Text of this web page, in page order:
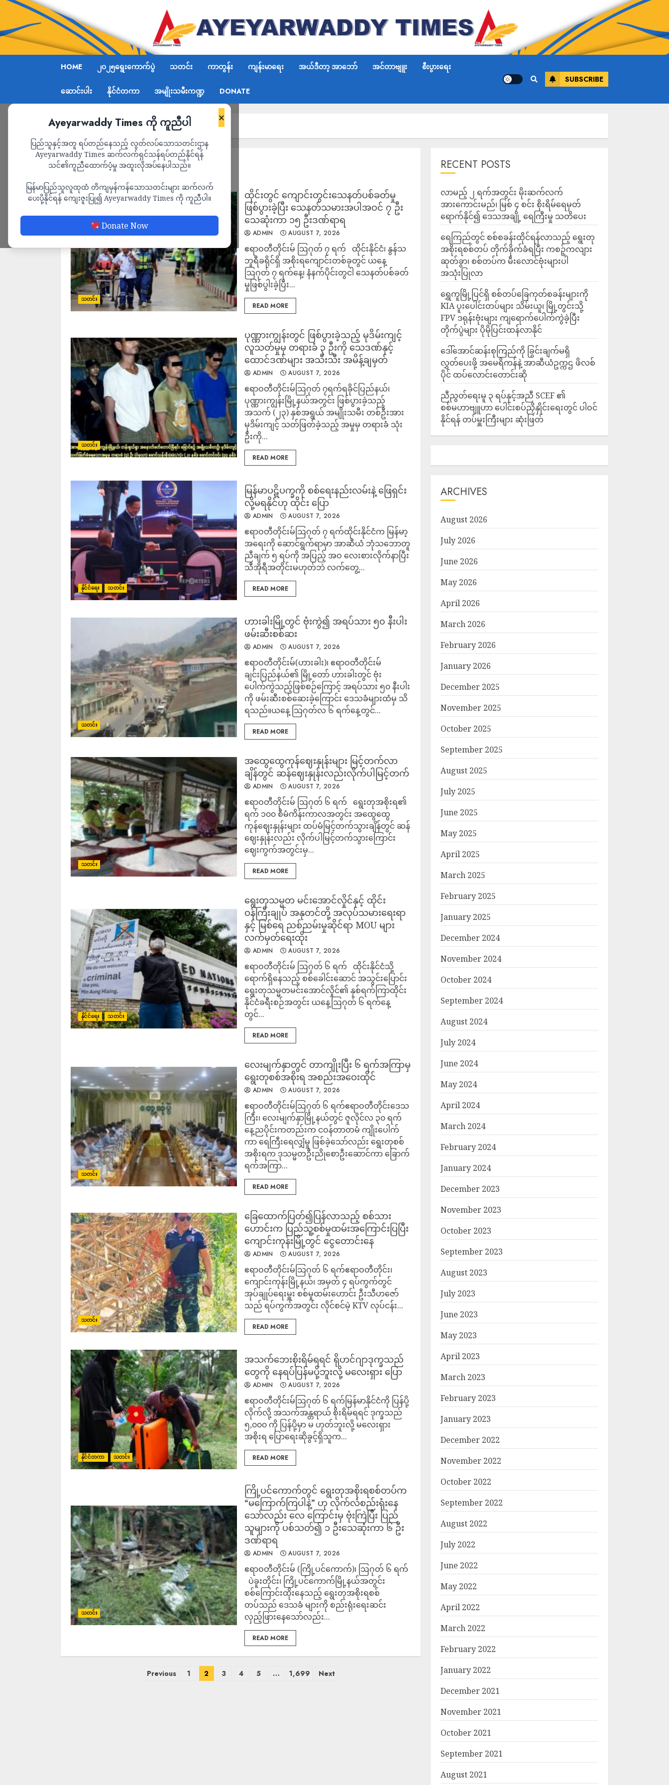
HOME ၂၀၂၅ရွေးကောက်ပွဲ သတင်း ကာတွန်း ကျန်းမာရေး အယ်ဒီတာ့ အာဘော် အင်တာဗျူး စီးပွားရေး
ဆောင်းပါး နိုင်ငံတကာ အမျိုးသမီးကဏ္ဍ DONATE
SUBSCRIBE
×
Ayeyarwaddy Times ကို ကူညီပါ
ပြည်သူနှင့်အတူ ရပ်တည်နေသည့် လွတ်လပ်သောသတင်းဌာန
Ayeyarwaddy Times ဆက်လက်ရှင်သန်ရပ်တည်နိုင်ရန်
သင်၏ကူညီထောက်ပံ့မှု အထူးလိုအပ်နေပါသည်။
မြန်မာပြည်သူလူထုထံ တိကျမှန်ကန်သောသတင်းများ ဆက်လက်
ပေးပို့နိုင်ရန် ကျေးဇူးပြု၍ Ayeyarwaddy Times ကို ကူညီပါ။
Donate Now
Home သတင်း Page 2
သတင်း
သတင်း
ထိုင်းတွင် ကျောင်းတွင်းသေနတ်ပစ်ခတ်မှု
ဖြစ်ပွားခဲ့ပြီး သေနတ်သမားအပါအဝင် ၇ ဦး
သေဆုံးကာ ၁၅ ဦးဒဏ်ရာရ
ADMIN AUGUST 7, 2026
ဧရာဝတီတိုင်းမ် ဩဂုတ် ၇ ရက် ထိုင်းနိုင်ငံ၊ နွန်သ
ဘူရီခရိုင်ရှိ အစိုးရကျောင်းတစ်ခုတွင် ယနေ့
ဩဂုတ် ၇ ရက်နေ့၊ နံနက်ပိုင်းတွငါ သေနတ်ပစ်ခတ်
မှုဖြစ်ပွါးခဲ့ပြီး...
READ MORE
သတင်း
ပုဏ္ဏားကျွန်းတွင် ဖြစ်ပွားခဲ့သည့် မုဒိမ်းကျင့်
လူသတ်မှုမှ တရားခံ ၃ ဦးကို သေဒဏ်နှင့်
ထောင်ဒဏ်များ အသီးသီး အမိန့်ချမှတ်
ADMIN AUGUST 7, 2026
‎ဧရာဝတီတိုင်းမ်‎ဩဂုတ် ၇ရက်‎‎ရခိုင်ပြည်နယ်၊
ပုဏ္ဏားကျွန်းမြို့နယ်အတွင်း ဖြစ်ပွားခဲ့သည့်
အသက် (၂၃) နှစ်အရွယ် အမျိုးသမီး တစ်ဦးအား
မုဒိမ်းကျင့် သတ်ဖြတ်ခဲ့သည့် အမှုမှ တရားခံ သုံး
ဦးကို...
READ MORE
နိုင်ငံရေး သတင်း
မြန်မာပဋိပက္ခကို စစ်ရေးနည်းလမ်းနဲ့ ဖြေရှင်း
လို့မရနိုင်ဟု ထိုင်း ပြော
ADMIN AUGUST 7, 2026
ဧရာဝတီတိုင်းမ်ဩဂုတ် ၇ ရက်ထိုင်းနိုင်ငံက မြန်မာ့
အရေးကို ဆောင်ရွက်ရာမှာ အာဆီယံ ဘုံသဘောတူ
ညီချက် ၅ ရပ်ကို အပြည့် အဝ လေးစားလိုက်နာပြီး
သီအိုရီအတိုင်းမဟုတ်ဘဲ လက်တွေ့...
READ MORE
သတင်း
ဟားခါးမြို့တွင် ဗုံးကွဲ၍ အရပ်သား ၅၀ နီးပါး
ဖမ်းဆီးစစ်ဆး
ADMIN AUGUST 7, 2026
ဧရာဝတီတိုင်းမ်(ဟားခါး)၊ ဧရာဝတီတိုင်းမ်
ချင်းပြည်နယ်၏ မြို့တော် ဟားခါးတွင် ဗုံး
ပေါက်ကွဲသည့်ဖြစ်စဉ်ကြောင့် အရပ်သား ၅၀ နီးပါး
ကို ဖမ်းဆီးစစ်ဆေးခဲ့ကြောင်း ဒေသခံများထံမှ သိ
ရသည်။ယနေ့ သြဂုတ်လ ၆ ရက်နေ့တွင်...
READ MORE
သတင်း
အထွေထွေကုန်ဈေးနှုန်းများ မြင့်တက်လာ
ချိန်တွင် ဆန်ဈေးနှုန်းလည်းလိုက်ပါမြင့်တက်
ADMIN AUGUST 7, 2026
ဧရာဝတီတိုင်းမ် ဩဂုတ် ၆ ရက် ရွေးတုအစိုးရ၏
ရက် ၁၀၀ စီမံကိန်းကာလအတွင်း အထွေထွေ
ကုန်ဈေးနှုန်းများ ထပ်မံမြင့်တက်သွားချိန်တွင် ဆန်
ဈေးနှုန်းလည်း လိုက်ပါမြင့်တက်သွားကြောင်း
ဈေးကွက်အတွင်းမှ...
READ MORE
နိုင်ငံရေး သတင်း
ရွေးတုသမ္မတ မင်းအောင်လှိုင်နှင့် ထိုင်း
ဝန်ကြီးချုပ် အနုတင်တို့ အလုပ်သမားရေးရာ
နှင့် မြစ်ရေ ညစ်ညမ်းမှုဆိုင်ရာ MOU များ
လက်မှတ်ရေးထိုး
ADMIN AUGUST 7, 2026
ဧရာဝတီတိုင်းမ် ဩဂုတ် ၆ ရက် ထိုင်းနိုင်ငံသို့
ရောက်ရှိနေသည့် စစ်ခေါင်းဆောင် အသွင်းပြောင်း
ရွေးတုသမ္မတမင်းအောင်လှိုင်၏ နှစ်ရက်ကြာထိုင်း
နိုင်ငံခရီးစဉ်အတွင်း ယနေ့ဩဂုတ် ၆ ရက်နေ့
တွင်...
READ MORE
သတင်း
လေးမျက်နှာတွင် တာကျိုးပြီး ၆ ရက်အကြာမှ
ရွေးတုစစ်အစိုးရ အစည်းအဝေးထိုင်
ADMIN AUGUST 7, 2026
ဧရာဝတီတိုင်းမ်ဩဂုတ် ၆ ရက်ဧရာဝတီတိုင်းဒေသ
ကြီး၊ လေးမျက်နှာမြို့နယ်တွင် ဇူလိုင်လ ၃၀ ရက်
နေ့ညပိုင်းကတည်းက ငဝန်တာတမံ ကျိုးပေါက်
ကာ ရေကြီးရေလျှံမှု ဖြစ်ခဲ့သော်လည်း ရွေးတုစစ်
အစိုးရက ဒုသမ္မတဦးညိုစောဦးဆောင်ကာ ခြောက်
ရက်အကြာ...
READ MORE
သတင်း
ခြေထောက်ပြတ်၍ပြန်လာသည့် စစ်သား
ဟောင်းက ပြည်သူ့စစ်မှုထမ်းအကြောင်းပြပြီး
ကျောင်းကုန်းမြို့တွင် ငွေတောင်းနေ
ADMIN AUGUST 7, 2026
ဧရာဝတီတိုင်းမ်သြဂုတ် ၆ ရက်​ဧရာဝတီတိုင်း၊
ကျောင်းကုန်းမြို့နယ်၊ အမှတ် ၄ ရပ်ကွက်တွင်
အုပ်ချုပ်ရေးမှူး စစ်မှုထမ်းဟောင်း ဦးသီဟဇော်
သည် ရပ်ကွက်အတွင်း လိုင်စင်မဲ့ KTV လုပ်ငန်း...
READ MORE
နိုင်ငံတကာ သတင်း
အသက်ဘေးစိုးရိမ်ရရင် ရိုဟင်ဂျာဒုက္ခသည်
တွေကို နေရပ်ပြန်မပို့ဘူးလို့ မလေးရှား ပြော
ADMIN AUGUST 7, 2026
ဧရာဝတီတိုင်းမ်ဩဂုတ် ၆ ရက်မြန်မာနိုင်ငံကို ပြန်ပို့
လိုက်လို့ အသက်အန္တရာယ် စိုးရိမ်ရရင် ဒုက္ခသည်
၅,၀၀၀ ကို ပြန်ပို့မှာ မ ဟုတ်ဘူးလို့ မလေးရှား
အစိုးရ ပြောရေးဆိုခွင့်ရှိသူက...
READ MORE
သတင်း
ကြို့ပင်ကောက်တွင် ရွေးတုအစိုးရစစ်တပ်က
“မကြောက်ကြပါနဲ့” ဟု လိုက်လံစည်းရုံးနေ
သော်လည်း လေ ကြောင်းမှ ဗုံးကြဲပြီး ပြည်
သူများကို ပစ်သတ်၍ ၁ ဦးသေဆုံးကာ ၆ ဦး
ဒဏ်ရာရ
ADMIN AUGUST 7, 2026
ဧရာဝတီတိုင်းမ် (ကြို့ပင်ကောက်)၊ ဩဂုတ် ၆ ရက်
ပဲခူးတိုင်း၊ ကြို့ပင်ကောက်မြို့နယ်အတွင်း
စစ်ကြောင်းထိုးနေသည့် ရွေးတုအစိုးရစစ်
တပ်သည် ဒေသခံ များကို စည်းရုံးရေးဆင်း
လှည့်ဖြားနေသော်လည်း...
READ MORE
Previous 1 2 3 4 5 … 1,699 Next
RECENT POSTS
လာမည့် ၂ ရက်အတွင်း မိုးဆက်လက်
အားကောင်းမည်၊ မြစ် ၄ စင်း စိုးရိမ်ရေမှတ်
ရောက်နိုင်၍ ဒေသအချို့ ရေကြီးမှု သတိပေး
ရေကြည်တွင် စစ်စခန်းထိုင်ရန်လာသည့် ရွေးတု
အစိုးရစစ်တပ် တိုက်ခိုက်ခံရပြီး ကစဉ့်ကလျား
ဆုတ်ခွာ၊ စစ်တပ်က မီးလောင်ဗုံးများပါ
အသုံးပြုလာ
‎ရွှေကူမြို့ပြင်ရှိ စစ်တပ်ခြေကုတ်စခန်းများကို
KIA ပူးပေါင်းတပ်များ သိမ်းယူ၊ မြို့တွင်းသို့
FPV ဒရုန်းဗုံးများ ကျရောက်ပေါက်ကွဲခဲ့ပြီး
တိုက်ပွဲများ ပိုမိုပြင်းထန်လာနိုင်
ဒေါ်အောင်ဆန်းစုကြည်ကို ခြွင်းချက်မရှိ
လွှတ်ပေးဖို့ အမေရိကန်နဲ့ အာဆီယံဥက္ကဌ ဖိလစ်
ပိုင် ထပ်လောင်းတောင်းဆို
ညီညွတ်ရေးမူ ၃ ရပ်နှင့်အညီ SCEF ၏
စစ်မဟာဗျူဟာ ပေါင်းစပ်ညှိနှိုင်းရေးတွင် ပါဝင်
နိုင်ရန် တပ်မှူးကြီးများ ဆုံးဖြတ်
ARCHIVES
August 2026
July 2026
June 2026
May 2026
April 2026
March 2026
February 2026
January 2026
December 2025
November 2025
October 2025
September 2025
August 2025
July 2025
June 2025
May 2025
April 2025
March 2025
February 2025
January 2025
December 2024
November 2024
October 2024
September 2024
August 2024
July 2024
June 2024
May 2024
April 2024
March 2024
February 2024
January 2024
December 2023
November 2023
October 2023
September 2023
August 2023
July 2023
June 2023
May 2023
April 2023
March 2023
February 2023
January 2023
December 2022
November 2022
October 2022
September 2022
August 2022
July 2022
June 2022
May 2022
April 2022
March 2022
February 2022
January 2022
December 2021
November 2021
October 2021
September 2021
August 2021